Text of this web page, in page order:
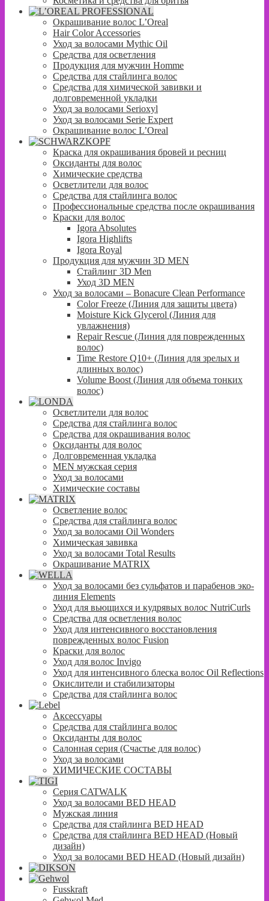
Окрашивание волос L’Oreal
Hair Color Accessories
Уход за волосами Mythic Oil
Средства для осветления
Продукция для мужчин Homme
Средства для стайлинга волос
Средства для химической завивки и
долговременной укладки
Уход за волосами Serioxyl
Уход за волосами Serie Expert
Окрашивание волос L’Oreal
Краска для окрашивания бровей и ресниц
Оксиданты для волос
Химические средства
Осветлители для волос
Средства для стайлинга волос
Профессиональные средства после окрашивания
Краски для волос
Igora Absolutes
Igora Highlifts
Igora Royal
Продукция для мужчин 3D MEN
Стайлинг 3D Men
Уход 3D MEN
Уход за волосами – Bonacure Clean Performance
Color Freeze (Линия для защиты цвета)
Moisture Kick Glycerol (Линия для
увлажнения)
Repair Rescue (Линия для поврежденных
волос)
Time Restore Q10+ (Линия для зрелых и
длинных волос)
Volume Boost (Линия для объема тонких
волос)
Осветлители для волос
Средства для стайлинга волос
Средства для окрашивания волос
Оксиданты для волос
Долговременная укладка
MEN мужская серия
Уход за волосами
Химические составы
Осветление волос
Средства для стайлинга волос
Уход за волосами Oil Wonders
Химическая завивка
Уход за волосами Total Results
Окрашивание MATRIX
Уход за волосами без сульфатов и парабенов эко-
линия Elements
Уход для вьющихся и кудрявых волос NutriCurls
Средства для осветления волос
Уход для интенсивного восстановления
поврежденных волос Fusion
Краски для волос
Уход для волос Invigo
Уход для интенсивного блеска волос Oil Reflections
Окислители и стабилизаторы
Средства для стайлинга волос
Аксессуары
Средства для стайлинга волос
Оксиданты для волос
Салонная серия (Счастье для волос)
Уход за волосами
ХИМИЧЕСКИЕ СОСТАВЫ
Серия CATWALK
Уход за волосами BED HEAD
Мужская линия
Средства для стайлинга BED HEAD
Средства для стайлинга BED HEAD (Новый
дизайн)
Уход за волосами BED HEAD (Новый дизайн)
Fusskraft